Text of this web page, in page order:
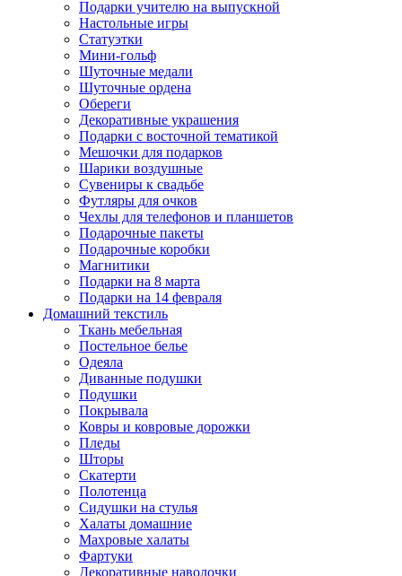
Подарки учителю на выпускной
Настольные игры
Статуэтки
Мини-гольф
Шуточные медали
Шуточные ордена
Обереги
Декоративные украшения
Подарки с восточной тематикой
Мешочки для подарков
Шарики воздушные
Сувениры к свадьбе
Футляры для очков
Чехлы для телефонов и планшетов
Подарочные пакеты
Подарочные коробки
Магнитики
Подарки на 8 марта
Подарки на 14 февраля
Домашний текстиль
Ткань мебельная
Постельное белье
Одеяла
Диванные подушки
Подушки
Покрывала
Ковры и ковровые дорожки
Пледы
Шторы
Скатерти
Полотенца
Сидушки на стулья
Халаты домашние
Махровые халаты
Фартуки
Декоративные наволочки